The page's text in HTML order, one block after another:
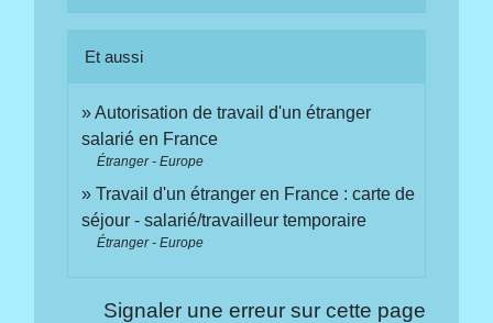
Et aussi
Autorisation de travail d'un étranger
salarié en France
Étranger - Europe
Travail d'un étranger en France : carte de
séjour - salarié/travailleur temporaire
Étranger - Europe
Signaler une erreur sur cette page